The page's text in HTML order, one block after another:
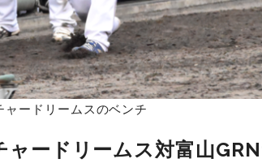
ードリームスのベンチ
ャードリームス対富山